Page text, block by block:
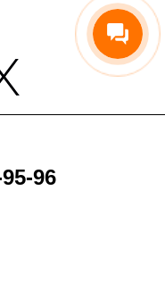
составляет 30 дней с
от банка, который
96